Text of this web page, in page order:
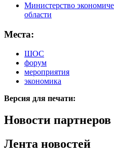
Министерство
области
Места:
ШОС
форум
мероприятия
экономика
Версия для печати:
Новости партнеров
Лента новостей